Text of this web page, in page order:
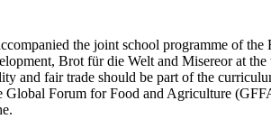
the joint school programme of
Brot für die Welt and Misereor at
and fair trade should be part of the
Global Forum for Food and Agriculture